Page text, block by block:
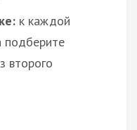
к каждой
подберите
второго